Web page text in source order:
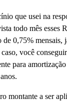
que usei na
todo mês esses
0,75% mensais,
você
para
montante a ser